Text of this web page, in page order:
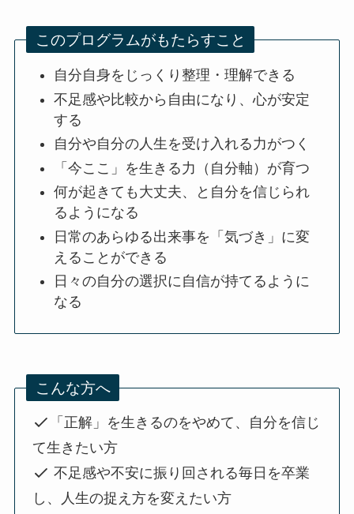
このプログラムがもたらすこと
自分自身をじっくり整理・理解できる
不足感や比較から自由になり、心が安定
する
自分や自分の人生を受け入れる力がつく
「今ここ」を生きる力（自分軸）が育つ
何が起きても大丈夫、と自分を信じられ
るようになる
日常のあらゆる出来事を「気づき」に変
えることができる
日々の自分の選択に自信が持てるように
なる
こんな方へ
「正解」を生きるのをやめて、自分を信じ
て生きたい方
不足感や不安に振り回される毎日を卒業
し、人生の捉え方を変えたい方